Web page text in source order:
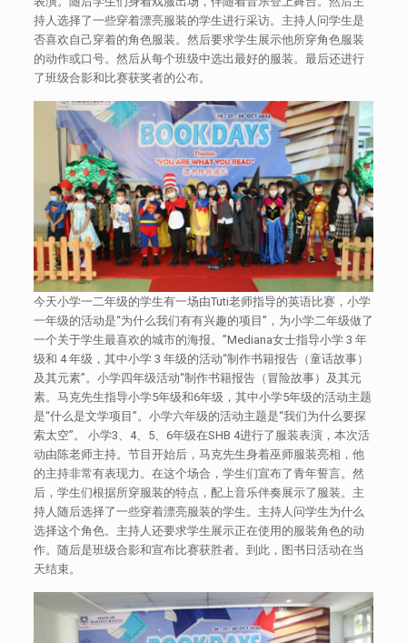
持人选择了一些穿着漂亮服装的学生进行采访。主持人问学生是
否喜欢自己穿着的角色服装。然后要求学生展示他所穿角色服装
的动作或口号。然后从每个班级中选出最好的服装。最后还进行
了班级合影和比赛获奖者的公布。
今天小学一二年级的学生有一场由Tuti老师指导的英语比赛，小学
一年级的活动是“为什么我们有有兴趣的项目”，为小学二年级做了
一个关于学生最喜欢的城市的海报。”Mediana女士指导小学 3 年
级和 4 年级，其中小学 3 年级的活动“制作书籍报告（童话故事）
及其元素”。小学四年级活动“制作书籍报告（冒险故事）及其元
素。马克先生指导小学5年级和6年级，其中小学5年级的活动主题
是“什么是文学项目”。小学六年级的活动主题是“我们为什么要探
索太空”。 小学3、4、5、6年级在SHB 4进行了服装表演，本次活
动由陈老师主持。节目开始后，马克先生身着巫师服装亮相，他
的主持非常有表现力。在这个场合，学生们宣布了青年誓言。然
后，学生们根据所穿服装的特点，配上音乐伴奏展示了服装。主
持人随后选择了一些穿着漂亮服装的学生。主持人问学生为什么
选择这个角色。主持人还要求学生展示正在使用的服装角色的动
作。随后是班级合影和宣布比赛获胜者。到此，图书日活动在当
天结束。